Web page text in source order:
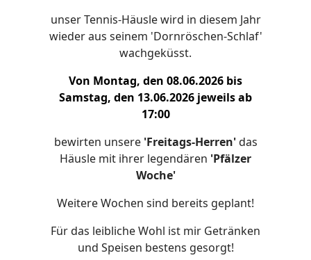
unser Tennis-Häusle wird in diesem Jahr
wieder aus seinem 'Dornröschen-Schlaf'
wachgeküsst.
Von Montag, den 08.06.2026 bis
Samstag, den 13.06.2026 jeweils ab
17:00
bewirten unsere 'Freitags-Herren'das
Häusle mit ihrer legendären 'Pfälzer
Woche'
Weitere Wochen sind bereits geplant!
Für das leibliche Wohl ist mir Getränken
und Speisen bestens gesorgt!